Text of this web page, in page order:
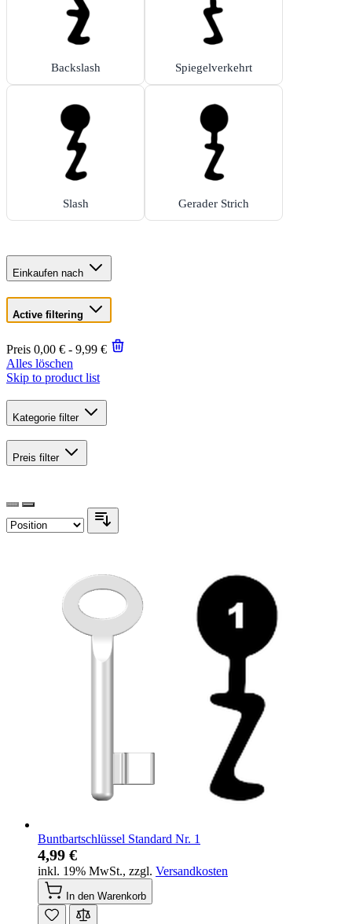
Backslash Spiegelverkehrt
Slash Gerader Strich
Einkaufen nach
Active filtering
Preis 0,00 € - 9,99 €
Alles löschen
Skip to product list
Kategorie filter
Preis filter
Buntbartschlüssel Standard Nr. 1
4,99 €
inkl. 19% MwSt., zzgl. Versandkosten
In den Warenkorb